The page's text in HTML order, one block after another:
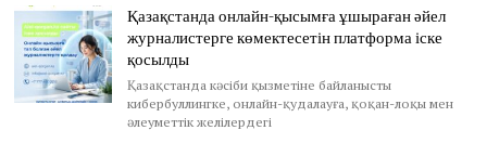
Қазақстанда онлайн-қысымға ұшыраған әйел
журналистерге көмектесетін платформа іске
қосылды
Қазақстанда кәсіби қызметіне байланысты
кибербуллингке, онлайн-қудалауға, қоқан-лоқы мен
әлеуметтік желілердегі